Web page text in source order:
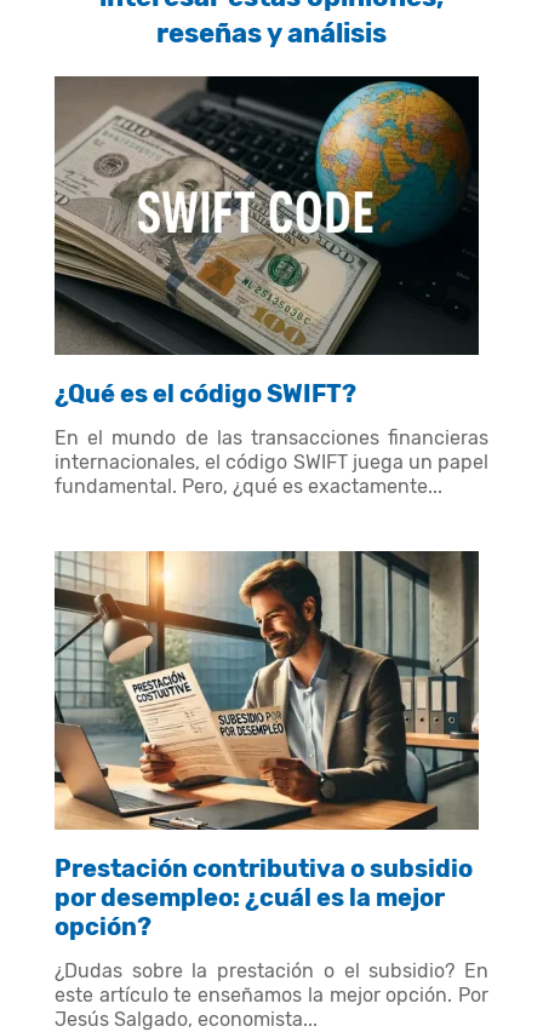
reseñas y análisis
¿Qué es el código SWIFT?
En el mundo de las transacciones financieras
internacionales, el código SWIFT juega un papel
fundamental. Pero, ¿qué es exactamente...
Prestación contributiva o subsidio
por desempleo: ¿cuál es la mejor
opción?
¿Dudas sobre la prestación o el subsidio? En
este artículo te enseñamos la mejor opción. Por
Jesús Salgado, economista...